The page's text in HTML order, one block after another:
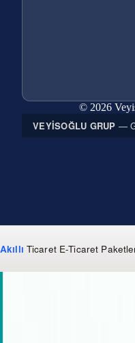
© 2026
VEYISOĞLU GRUP —
Akıllı Ticaret E-Ticaret